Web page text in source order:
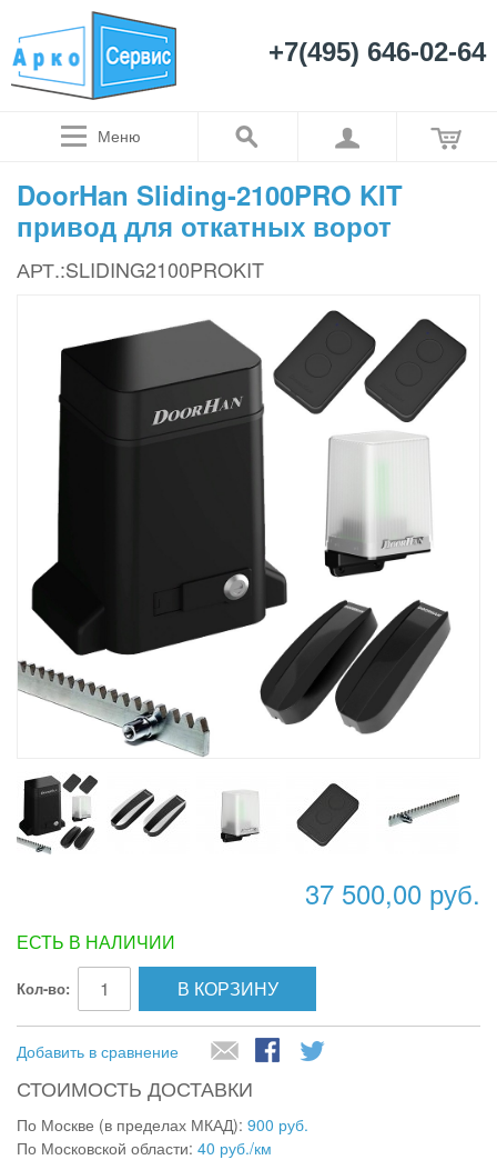
+7(495) 646-02-64
Меню
DoorHan Sliding-2100PRO KIT
привод для откатных ворот
АРТ.:SLIDING2100PROKIT
37 500,00 руб.
ЕСТЬ В НАЛИЧИИ
Кол-во: В КОРЗИНУ
Добавить в сравнение
СТОИМОСТЬ ДОСТАВКИ
По Москве (в пределах МКАД): 900 руб.
По Московской области: 40 руб./км